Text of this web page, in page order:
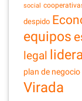
social
despido
equipos
legal
plan de negocio
Virada